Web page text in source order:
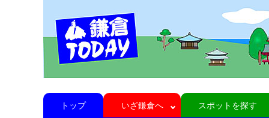
トップ いざ鎌倉へ スポットを探す